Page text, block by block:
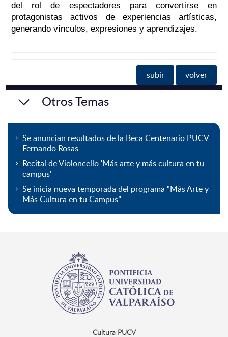
del rol de espectadores para convertirse en
protagonistas activos de experiencias artísticas,
generando vínculos, expresiones y aprendizajes.
subir volver
Otros Temas
Se anuncian resultados de la Beca Centenario PUCV
Fernando Rosas
Recital de Violoncello 'Más arte y más cultura en tu
campus'
Se inicia nueva temporada del programa “Más Arte y
Más Cultura en tu Campus”
Cultura PUCV